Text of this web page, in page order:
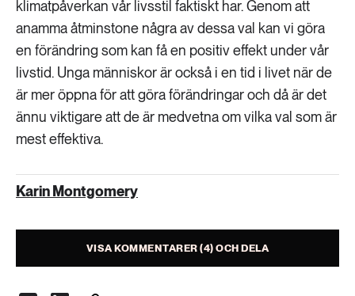
klimatpåverkan vår livsstil faktiskt har. Genom att
anamma åtminstone några av dessa val kan vi göra
en förändring som kan få en positiv effekt under vår
livstid. Unga människor är också i en tid i livet när de
är mer öppna för att göra förändringar och då är det
ännu viktigare att de är medvetna om vilka val som är
mest effektiva.
Karin Montgomery
VISA KOMMENTARER (4) OCH DELA